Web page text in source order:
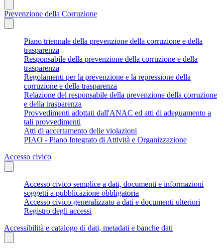
Prevenzione della Corruzione
Piano triennale della prevenzione della corruzione e della
trasparenza
Responsabile della prevenzione della corruzione e della
trasparenza
Regolamenti per la prevenzione e la repressione della
corruzione e della trasparenza
Relazione del responsabile della prevenzione della corruzione
e della trasparenza
Provvedimenti adottati dall'ANAC ed atti di adeguamento a
tali provvedimenti
Atti di accertamento delle violazioni
PIAO - Piano Integrato di Attività e Organizzazione
Accesso civico
Accesso civico semplice a dati, documenti e informazioni
soggetti a pubblicazione obbligatoria
Accesso civico generalizzato a dati e documenti ulteriori
Registro degli accessi
Accessibilità e catalogo di dati, metadati e banche dati